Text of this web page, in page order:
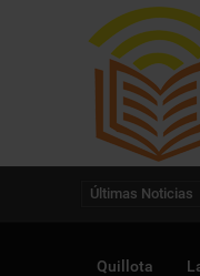
Últimas Noticias
Quillota